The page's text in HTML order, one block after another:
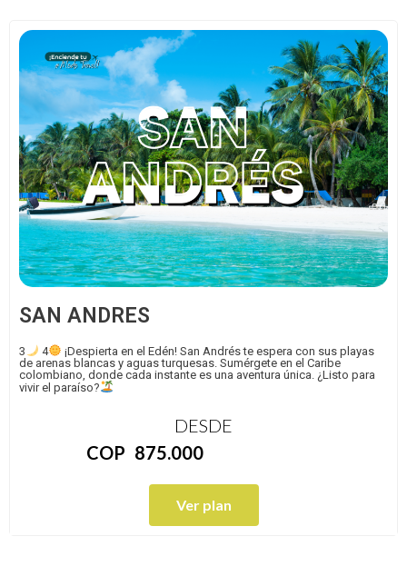
SAN ANDRES
3 4
¡Despierta en el Edén! San Andrés te espera con sus playas
de arenas blancas y aguas turquesas. Sumérgete en el Caribe
colombiano, donde cada instante es una aventura única. ¿Listo para
vivir el paraíso?
DESDE
COP 875.000
Ver plan